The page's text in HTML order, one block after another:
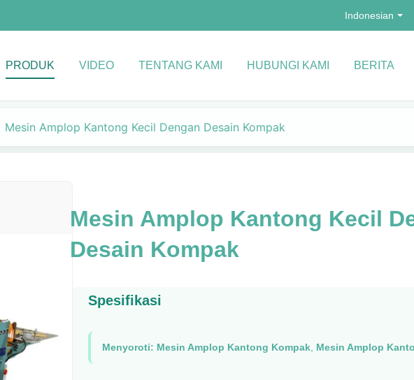
Indonesian
PRODUK VIDEO TENTANG KAMI HUBUNGI KAMI BERITA
Mesin Amplop Kantong Kecil Dengan Desain Kompak
Mesin Amplop Kantong Kecil
Desain Kompak
Spesifikasi
Menyoroti: Mesin Amplop Kantong Kompak, Mesin Amplop